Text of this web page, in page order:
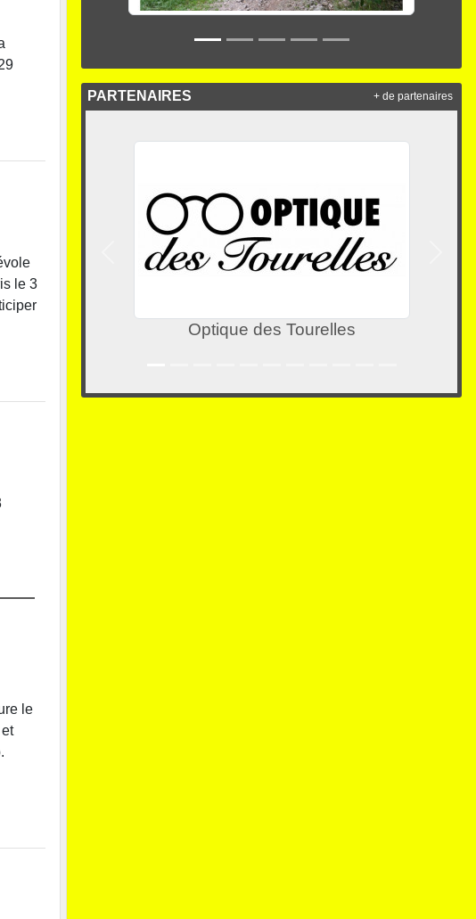
le 3
le
PARTENAIRES
Optique des Tourelles
Précedent
+ de partenaires